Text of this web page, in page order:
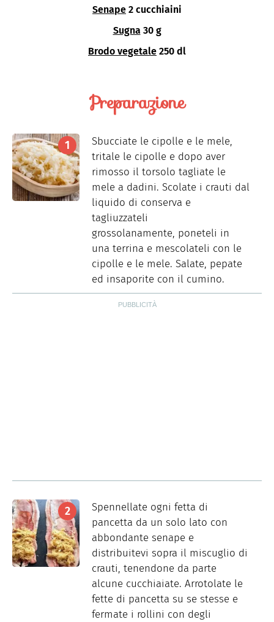
Senape 2 cucchiaini
Sugna 30 g
Brodo vegetale 250 dl
Preparazione
Sbucciate le cipolle e le mele,
tritale le cipolle e dopo aver
rimosso il torsolo tagliate le
mele a dadini. Scolate i crauti dal
liquido di conserva e
tagliuzzateli
grossolanamente, poneteli in
una terrina e mescolateli con le
cipolle e le mele. Salate, pepate
ed insaporite con il cumino.
Spennellate ogni fetta di
pancetta da un solo lato con
abbondante senape e
distribuitevi sopra il miscuglio di
crauti, tenendone da parte
alcune cucchiaiate. Arrotolate le
fette di pancetta su se stesse e
fermate i rollini con degli